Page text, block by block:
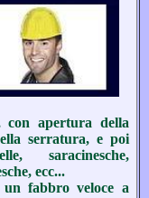
con apertura della
serratura, e poi
saracinesche,
ecc...
fabbro veloce a